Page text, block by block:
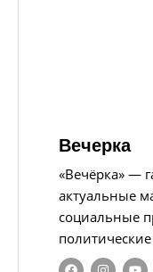
Вечерка
«Вечёрка» —
актуальные
социальные